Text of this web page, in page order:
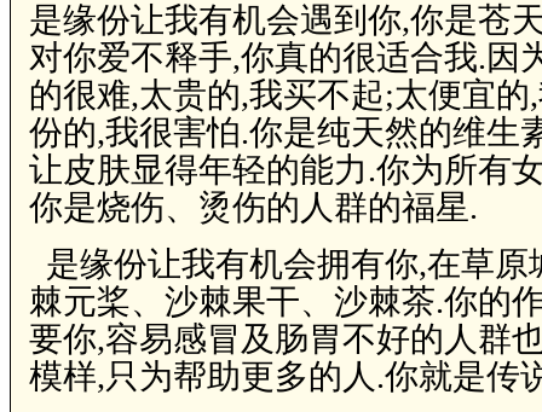
是缘份让我有机会遇到你,你是苍
对你爱不释手,你真的很适合我.因
的很难,太贵的,我买不起;太便宜
份的,我很害怕.你是纯天然的维生
让皮肤显得年轻的能力.你为所有
你是烧伤、烫伤的人群的福星.
是缘份让我有机会拥有你,在草
棘元桨、沙棘果干、沙棘茶.你的
要你,容易感冒及肠胃不好的人群
模样,只为帮助更多的人.你就是传